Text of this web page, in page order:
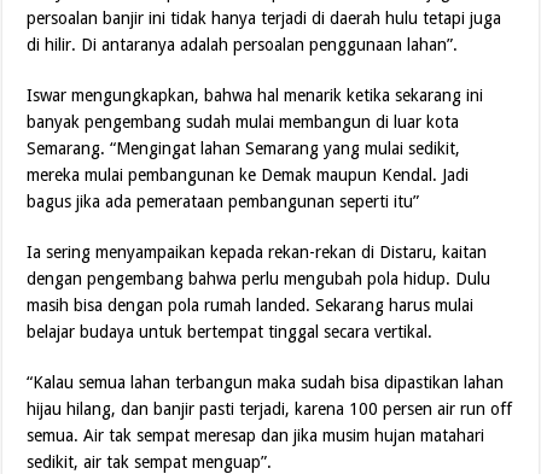
persoalan banjir ini tidak hanya terjadi di daerah hulu tetapi juga
di hilir. Di antaranya adalah persoalan penggunaan lahan”.
Iswar mengungkapkan, bahwa hal menarik ketika sekarang ini
banyak pengembang sudah mulai membangun di luar kota
Semarang. “Mengingat lahan Semarang yang mulai sedikit,
mereka mulai pembangunan ke Demak maupun Kendal. Jadi
bagus jika ada pemerataan pembangunan seperti itu”
Ia sering menyampaikan kepada rekan-rekan di Distaru, kaitan
dengan pengembang bahwa perlu mengubah pola hidup. Dulu
masih bisa dengan pola rumah landed. Sekarang harus mulai
belajar budaya untuk bertempat tinggal secara vertikal.
“Kalau semua lahan terbangun maka sudah bisa dipastikan lahan
hijau hilang, dan banjir pasti terjadi, karena 100 persen air run off
semua. Air tak sempat meresap dan jika musim hujan matahari
sedikit, air tak sempat menguap”.